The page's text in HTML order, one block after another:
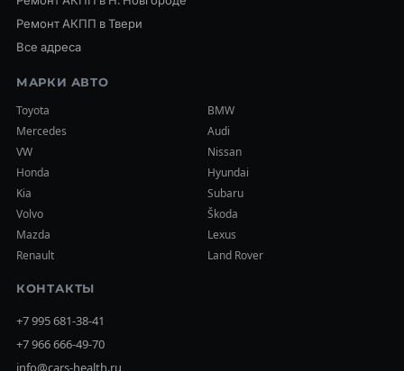
Ремонт АКПП в Твери
Все адреса
МАРКИ АВТО
Toyota
BMW
Mercedes
Audi
VW
Nissan
Honda
Hyundai
Kia
Subaru
Volvo
Škoda
Mazda
Lexus
Renault
Land Rover
КОНТАКТЫ
+7 995 681-38-41
+7 966 666-49-70
info@cars-health.ru